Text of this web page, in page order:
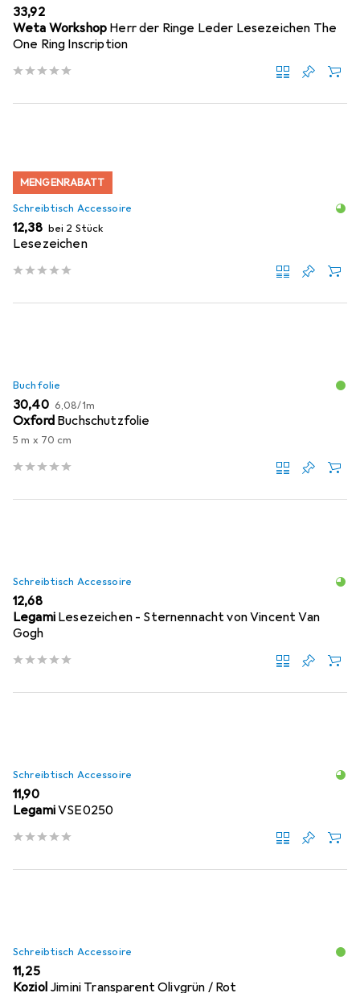
EUR
33,92
Weta Workshop Herr der Ringe Leder Lesezeichen The
One Ring Inscription
MENGENRABATT
Schreibtisch Accessoire
EUR
12,38 bei 2 Stück
Lesezeichen
Buchfolie
EUR
30,40 EUR
6,08/1m
Oxford Buchschutzfolie
5 m x 70 cm
Schreibtisch Accessoire
EUR
12,68
Legami Lesezeichen - Sternennacht von Vincent Van
Gogh
Schreibtisch Accessoire
EUR
11,90
LegamiVSE0250
Schreibtisch Accessoire
EUR
11,25
Koziol Jimini Transparent Olivgrün / Rot